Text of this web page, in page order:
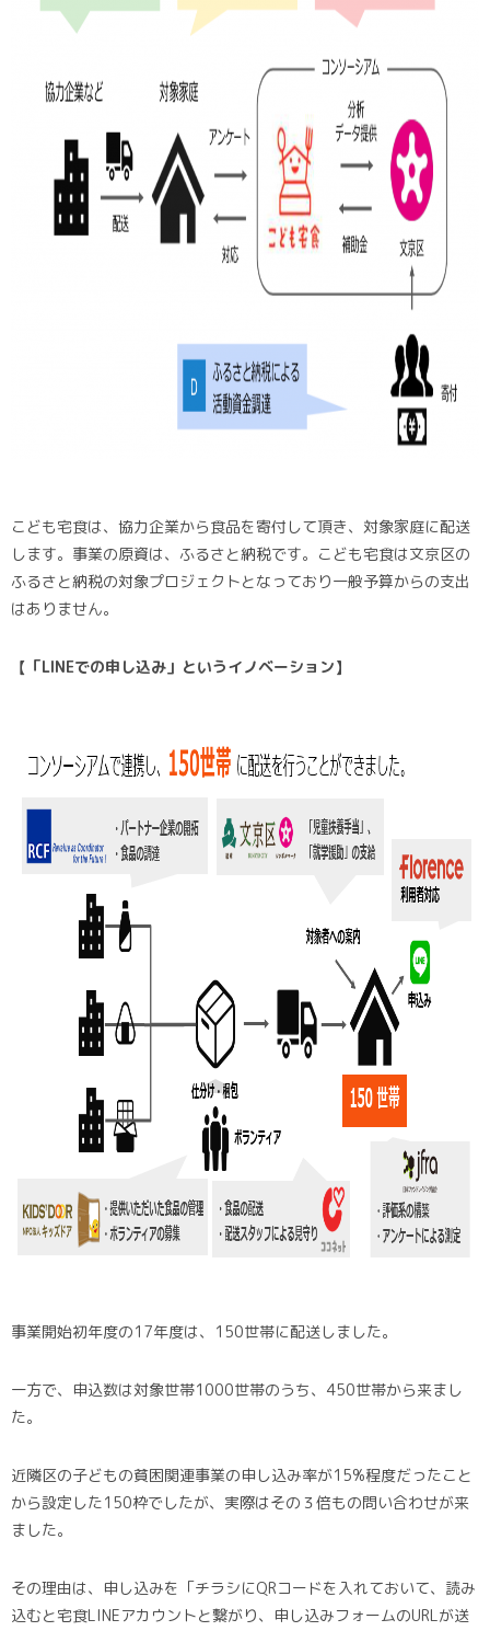
こども宅食は、協力企業から食品を寄付して頂き、対象家庭に配送
します。事業の原資は、ふるさと納税です。こども宅食は文京区の
ふるさと納税の対象プロジェクトとなっており一般予算からの支出
はありません。
【「LINEでの申し込み」というイノベーション】
事業開始初年度の17年度は、150世帯に配送しました。
一方で、申込数は対象世帯1000世帯のうち、450世帯から来まし
た。
近隣区の子どもの貧困関連事業の申し込み率が15%程度だったこと
から設定した150枠でしたが、実際はその３倍もの問い合わせが来
ました。
その理由は、申し込みを「チラシにQRコードを入れておいて、読み
込むと宅食LINEアカウントと繋がり、申し込みフォームのURLが送